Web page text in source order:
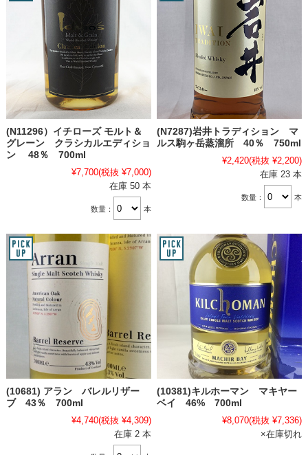
(N11296）イチローズ モルト＆
グレーン クラシカルエディショ
ン 48％ 700ml
¥7,700(税抜 ¥7,000)
在庫 50 本
数量： 本
(N7287)岩井トラディション マ
ルス駒ヶ岳蒸溜所 40％ 750ml
¥2,420(税抜 ¥2,200)
在庫 23 本
数量： 本
(10681) アラン バレルリザー
ブ 43％ 700ml
¥4,740(税抜 ¥4,309)
在庫 2 本
(10381)キルホーマン マキヤー
ベイ 46% 700ml
¥8,070(税抜 ¥7,336)
×在庫切れ